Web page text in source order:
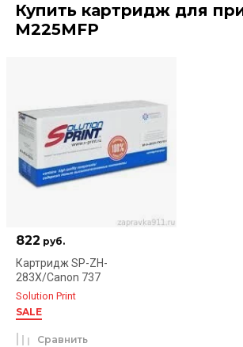
Купить картридж для
M225MFP
822 руб.
Картридж SP-ZH-
283Х/Canon 737
Solution Print
SALE
Сравнить